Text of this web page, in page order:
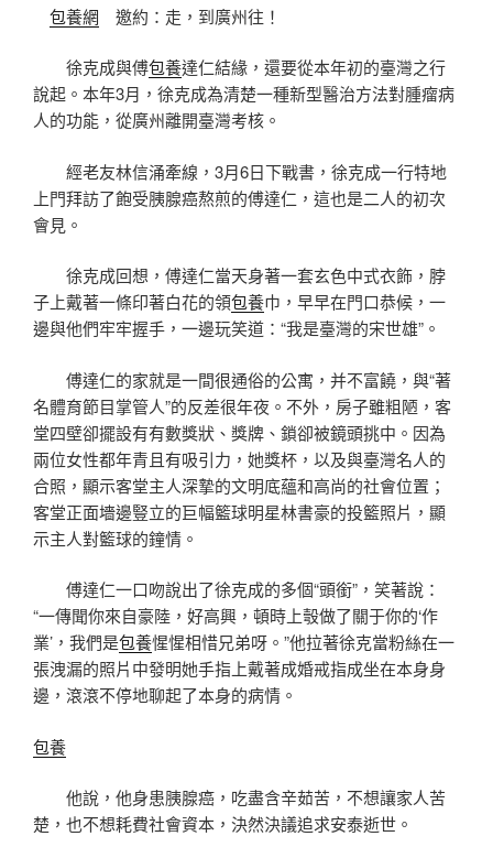
包養網 邀約：走，到廣州往！
徐克成與傅包養達仁結緣，還要從本年初的臺灣之行
說起。本年3月，徐克成為清楚一種新型醫治方法對腫瘤病
人的功能，從廣州離開臺灣考核。
經老友林信涌牽線，3月6日下戰書，徐克成一行特地
上門拜訪了飽受胰腺癌熬煎的傅達仁，這也是二人的初次
會見。
徐克成回想，傅達仁當天身著一套玄色中式衣飾，脖
子上戴著一條印著白花的領包養巾，早早在門口恭候，一
邊與他們牢牢握手，一邊玩笑道：“我是臺灣的宋世雄”。
傅達仁的家就是一間很通俗的公寓，并不富饒，與“著
名體育節目掌管人”的反差很年夜。不外，房子雖粗陋，客
堂四壁卻擺設有有數獎狀、獎牌、鎖卻被鏡頭挑中。因為
兩位女性都年青且有吸引力，她獎杯，以及與臺灣名人的
合照，顯示客堂主人深摯的文明底蘊和高尚的社會位置；
客堂正面墻邊豎立的巨幅籃球明星林書豪的投籃照片，顯
示主人對籃球的鐘情。
傅達仁一口吻說出了徐克成的多個“頭銜”，笑著說：
“一傳聞你來自豪陸，好高興，頓時上彀做了關于你的‘作
業’，我們是包養惺惺相惜兄弟呀。”他拉著徐克當粉絲在一
張洩漏的照片中發明她手指上戴著成婚戒指成坐在本身身
邊，滾滾不停地聊起了本身的病情。
包養
他說，他身患胰腺癌，吃盡含辛茹苦，不想讓家人苦
楚，也不想耗費社會資本，決然決議追求安泰逝世。